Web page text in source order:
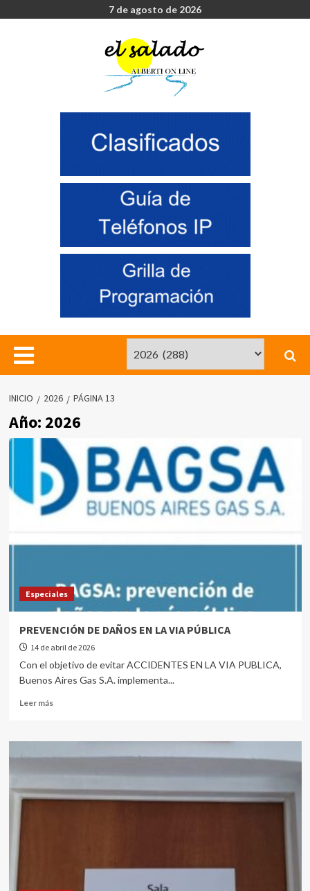
7 de agosto de 2026
INICIO 2026 PÁGINA 13
Año: 2026
Especiales
PREVENCIÓN DE DAÑOS EN LA VIA PÚBLICA
14 de abril de 2026
Con el objetivo de evitar ACCIDENTES EN LA VIA PUBLICA,
Buenos Aires Gas S.A. implementa...
Leer más